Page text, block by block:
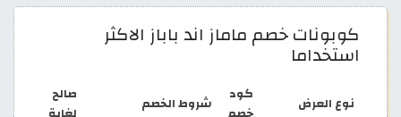
كوبونات خصم ماماز اند باباز الاكثر
استخداما
نوع العرض
كود
شروط الخصم
صالح